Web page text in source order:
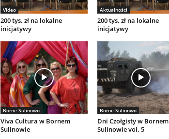
Video
200 tys. zł na lokalne
inicjatywy
Aktualności
200 tys. zł na lokalne
inicjatywy
Borne Sulinowo
Viva Cultura w Bornem
Sulinowie
Borne Sulinowo
Dni Czołgisty w Bornem
Sulinowie vol. 5